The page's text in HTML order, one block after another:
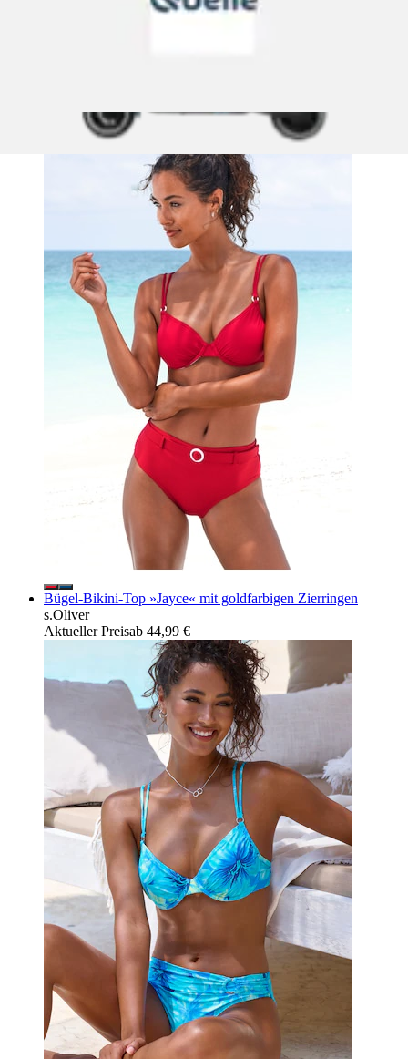
Aktueller Preisab 39,99 €
Bügel-Bikini-Top »Jayce« mit goldfarbigen Zierringen
s.Oliver
Aktueller Preisab 44,99 €